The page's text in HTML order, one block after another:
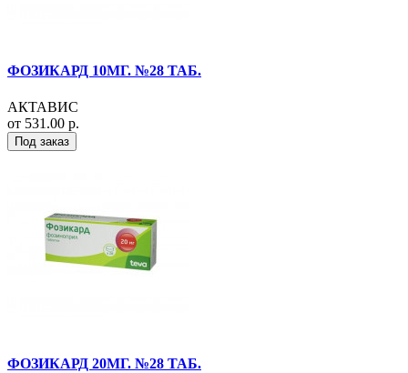
ФОЗИКАРД 10МГ. №28 ТАБ.
АКТАВИС
от 531.00 р.
Под заказ
ФОЗИКАРД 20МГ. №28 ТАБ.